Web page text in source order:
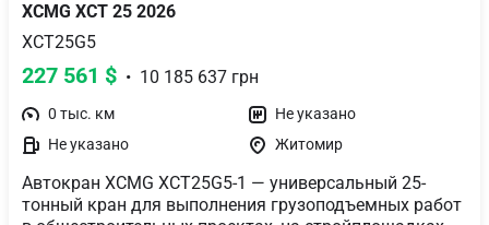
каретки, плавающая стрела, полукабина, защитная
решетка стекла крыши, подогрев сиденья, рабочее
переключателем вперед/назад в подлокотнике.
XCMG XCT 25 2026
XCT25G5
227 561 $
  •  10 185 637 грн
0 тыс. км
Не указано
Не указано
Житомир
Автокран XCMG XCT25G5-1 — универсальный 25-
тонный кран для выполнения грузоподъемных работ